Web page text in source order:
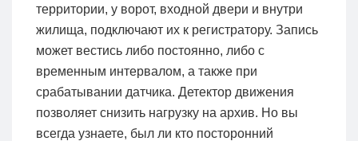
территории, у ворот, входной двери и внутри
жилища, подключают их к регистратору. Запись
может вестись либо постоянно, либо с
временным интервалом, а также при
срабатывании датчика. Детектор движения
позволяет снизить нагрузку на архив. Но вы
всегда узнаете, был ли кто посторонний